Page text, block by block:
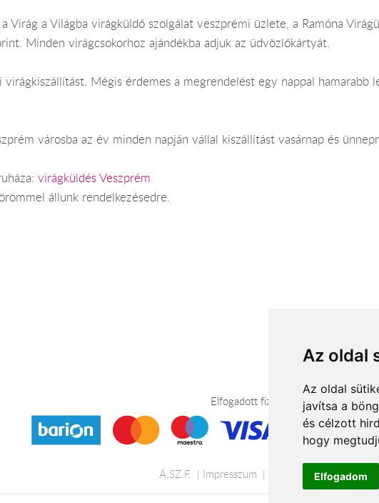
Az oldal
Az oldal
javítsa a
és célzott
hogy
Elfogadom
Virág a Világba virágküldő szolgálat veszprémi üzlete, a Ramóna
Minden virágcsokorhoz ajándékba adjuk az üdvözlőkártyát.
Mégis érdemes a megrendelést egy nappal
városba az év minden napján vállal kiszállítást vasárnap és
virágküldés Veszprém
állunk rendelkezésedre.
Elfogadott fizetési módok
Á.SZ.F. Impresszum Adatkezelési tájékoztató